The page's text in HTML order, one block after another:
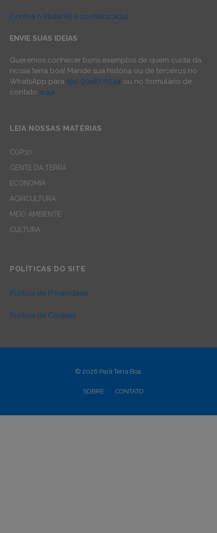
Confira o Mídia Kit e contatos aqui
ENVIE SUAS IDEIAS
Queremos conhecer bons exemplos de quem cuida da
nossa terra boa! Mande sua história ou de terceiros no
WhatsApp para (91) 99187-0544 ou no formulário de
contato aqui.
LEIA NOSSAS MATÉRIAS
COP30
GENTE DA TERRA
ECONOMIA
AGRICULTURA
MEIO AMBIENTE
CULTURA
POLÍTICAS DO SITE
Política de Privacidade
Política de Cookies
© 2026 Pará Terra Boa.
SOBRE CONTATO